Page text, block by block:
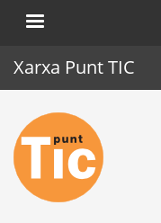
Xarxa Punt TIC
Inici
Punt TIC
Actualitat